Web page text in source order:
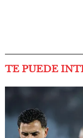
TE PUEDE